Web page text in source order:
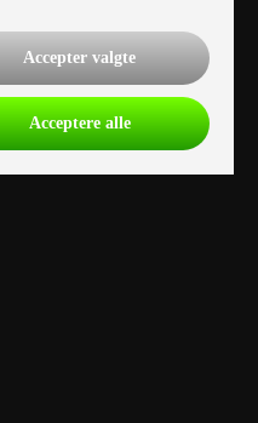
Accepter valgte
Acceptere alle